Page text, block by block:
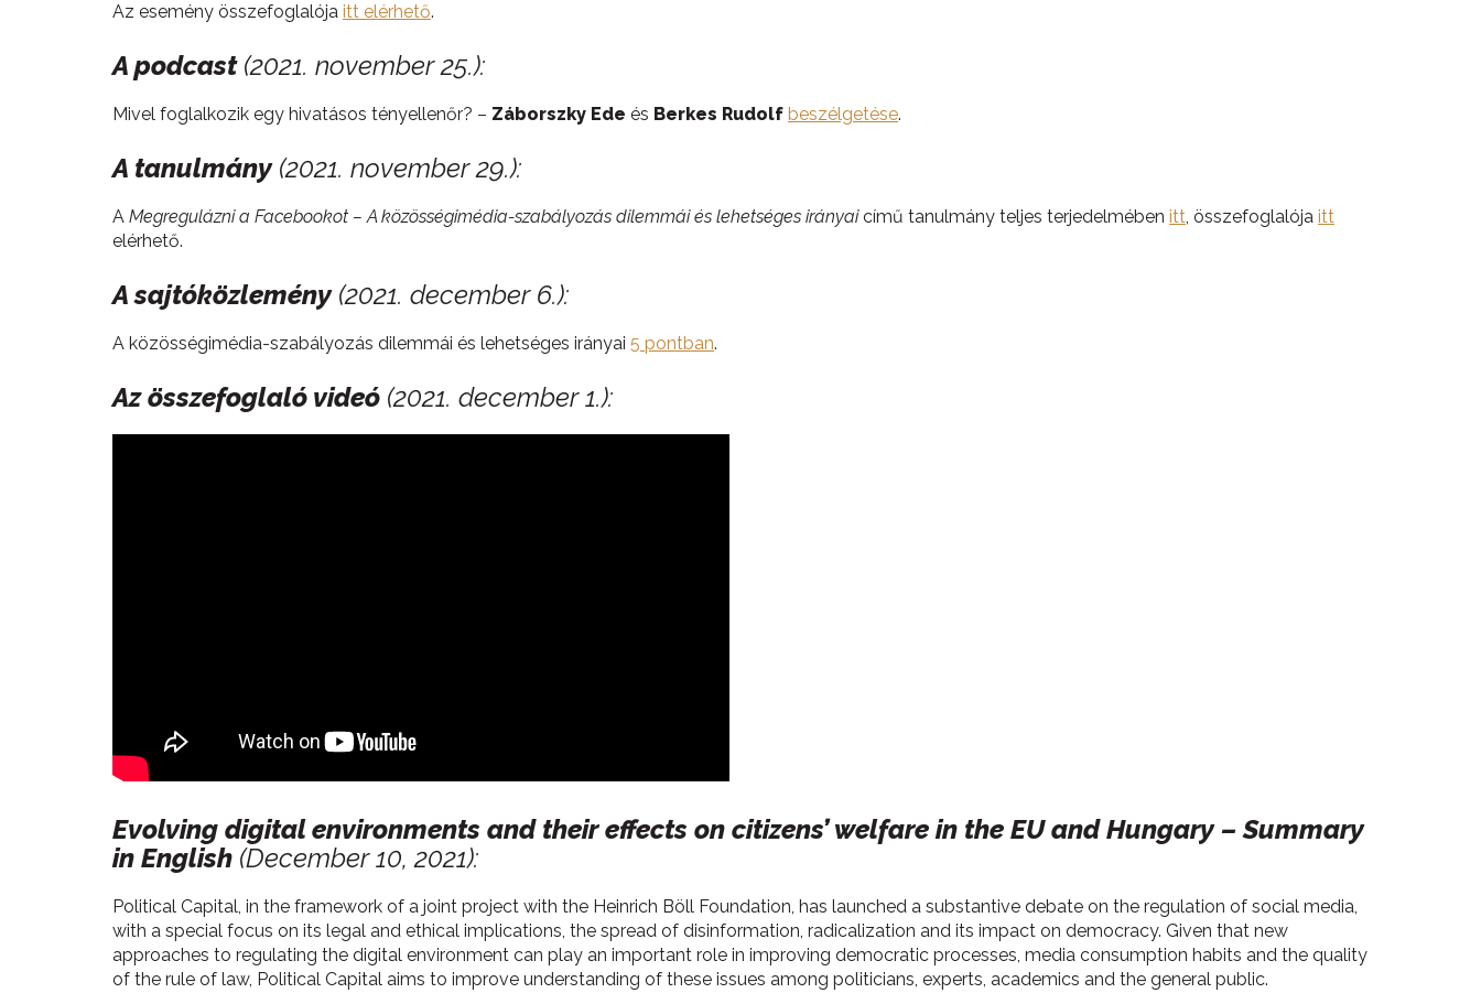
Az esemény összefoglalója itt elérhető.
A podcast(2021. november 25.):
Mivel foglalkozik egy hivatásos tényellenőr? – Záborszky Ede és Berkes Rudolf beszélgetése.
A tanulmány(2021. november 29.):
A Megregulázni a Facebookot – A közösségimédia-szabályozás dilemmái és lehetséges irányaicímű tanulmány teljes terjedelmében itt, összefoglalója itt
elérhető.
A sajtóközlemény (2021. december 6.):
A közösségimédia-szabályozás dilemmái és lehetséges irányai 5 pontban.
Az összefoglaló videó (2021. december 1.):
Evolving digital environments and their effects on citizens’ welfare in the EU and Hungary – Summary
in English (December 10, 2021):
Political Capital, in the framework of a joint project with the Heinrich Böll Foundation, has launched a substantive debate on the regulation of social media,
with a special focus on its legal and ethical implications, the spread of disinformation, radicalization and its impact on democracy. Given that new
approaches to regulating the digital environment can play an important role in improving democratic processes, media consumption habits and the quality
of the rule of law, Political Capital aims to improve understanding of these issues among politicians, experts, academics and the general public.